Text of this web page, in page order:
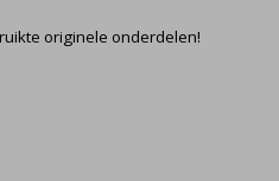
originele onderdelen!